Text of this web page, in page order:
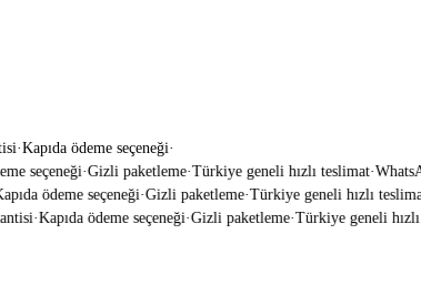
·Kapıda ödeme seçeneği·
seçeneği·Gizli paketleme·Türkiye geneli hızlı teslimat·
ödeme seçeneği·Gizli paketleme·Türkiye geneli hızlı teslimat·
·Kapıda ödeme seçeneği·Gizli paketleme·Türkiye geneli hızlı